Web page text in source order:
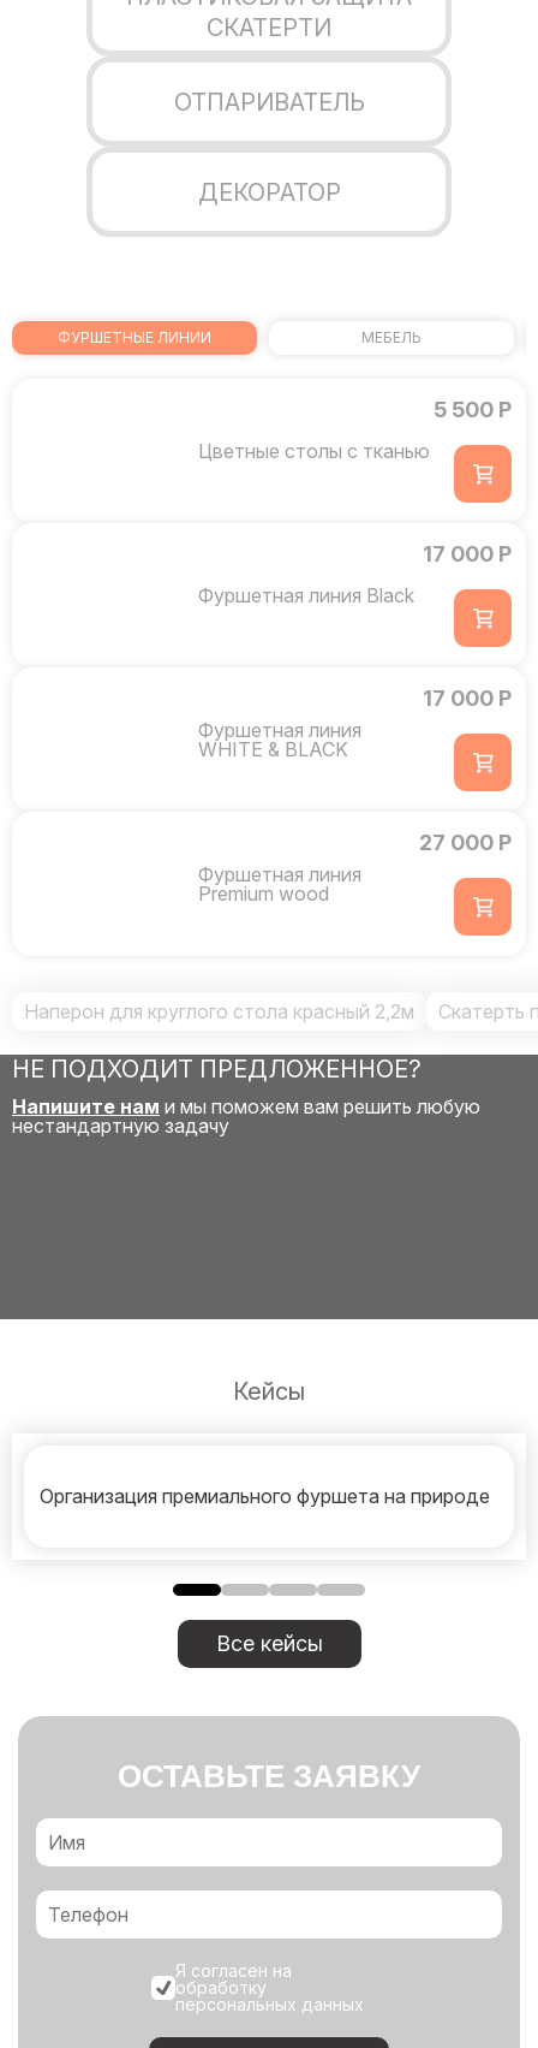
СКАТЕРТИ
ОТПАРИВАТЕЛЬ
ДЕКОРАТОР
ФУРШЕТНЫЕ ЛИНИИ МЕБЕЛЬ
Цветные столы с тканью
5 500 Р
Фуршетная линия Black
17 000 Р
Фуршетная линия
WHITE & BLACK
17 000 Р
Фуршетная линия
Premium wood
27 000 Р
Наперон для круглого стола красный 2,2м Скатерть
НЕ ПОДХОДИТ ПРЕДЛОЖЕННОЕ?
Напишите нам и мы поможем вам решить любую
нестандартную задачу
Кейсы
Организация премиального фуршета на природе
Все кейсы
ОСТАВЬТЕ ЗАЯВКУ
Я согласен на
обработку
персональных данных